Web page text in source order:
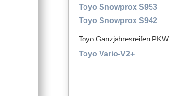
Toyo Snowprox S953
Toyo Snowprox S942
Toyo Ganzjahresreifen PKW
Toyo Vario-V2+